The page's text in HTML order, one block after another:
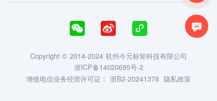

  
Copyright © 2014-2024 杭州今元标矩科技有限公司
浙ICP备14020695号-2
增值电信业务经营许可证： 浙B2-20241378 隐私政策